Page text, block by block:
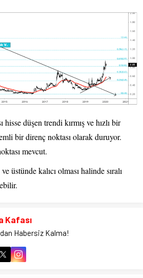
düşen trendi kırmış ve hızlı bir
bir direnç noktası olarak duruyor.
mevcut.
üstünde kalıcı olması halinde sıralı
Kafası
Habersiz Kalma!